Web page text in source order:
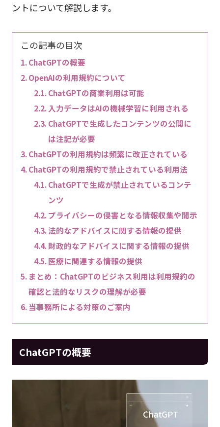
ントについて解説します。
この記事の目次
ChatGPTの概要
OpenAIの利用規約について
ChatGPTの商業利用は可能
入力データはAIの機械学習に利用される
ChatGPTで生成したコンテンツの公開に
は注記が必要
ChatGPTの利用規約は頻繁に改正されている
ChatGPTの利用規約で禁止されている利用法
ChatGPTで生成が禁止されているコンテ
ンツ
プライバシーの侵害となる情報収集や開示
法的なアドバイスに関する情報の提供
財政的なアドバイスに関する情報の提供
医療に関連する情報の提供
まとめ：ChatGPTのビジネス利用は利用規約の
確認と法的なリスクの理解が必要
当事務所による対策のご案内
ChatGPTの概要